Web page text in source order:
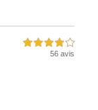
4,0 étoiles sur 5
56 avis